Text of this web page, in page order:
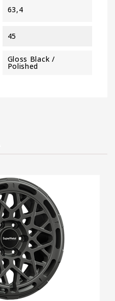
63,4
45
Gloss Black /
Polished